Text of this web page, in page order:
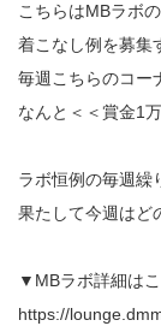
こちらはMBラボ
着こなし例を募集
毎週こちらのコー
なんと＜＜賞金1
ラボ恒例の毎週繰
果たして今週はど
▼MBラボ詳細は
https://